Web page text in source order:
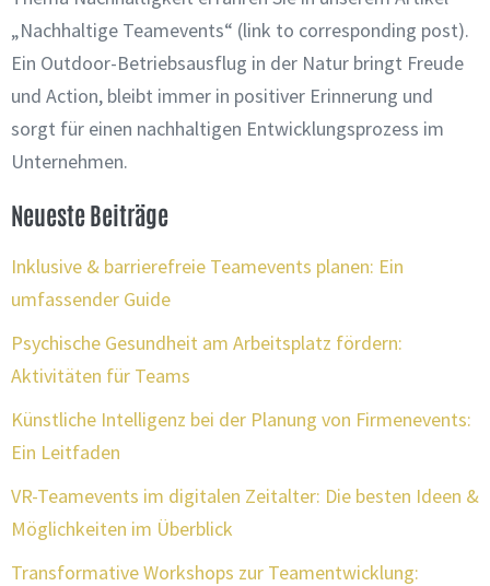
„Nachhaltige Teamevents“ (link to corresponding post).
Ein Outdoor-Betriebsausflug in der Natur bringt Freude
und Action, bleibt immer in positiver Erinnerung und
sorgt für einen nachhaltigen Entwicklungsprozess im
Unternehmen.
Neueste Beiträge
Inklusive & barrierefreie Teamevents planen: Ein
umfassender Guide
Psychische Gesundheit am Arbeitsplatz fördern:
Aktivitäten für Teams
Künstliche Intelligenz bei der Planung von Firmenevents:
Ein Leitfaden
VR-Teamevents im digitalen Zeitalter: Die besten Ideen &
Möglichkeiten im Überblick
Transformative Workshops zur Teamentwicklung: